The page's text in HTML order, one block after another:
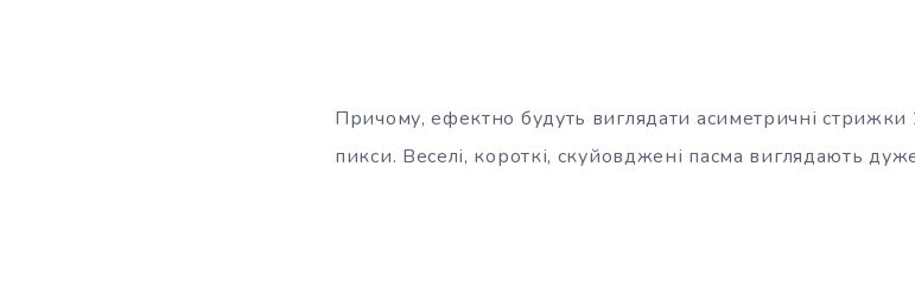
Причому, ефектно будуть виглядати асиметричні
пикси. Веселі, короткі, скуйовджені пасма виглядають